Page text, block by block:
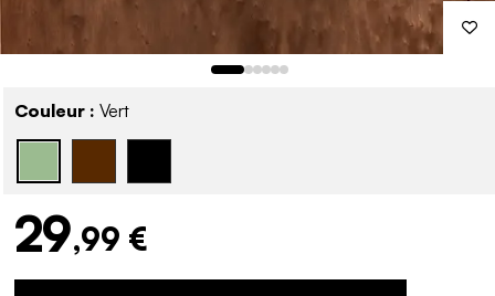
Couleur : Vert
29,99 €